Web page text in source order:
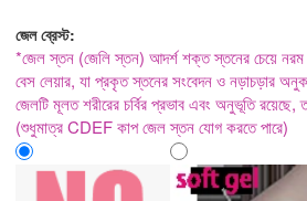
জেল ব্রেস্ট:
*জেল স্তন (জেলি স্তন) আদর্শ শক্ত স্তনের চেয়ে
বেস লেয়ার, যা প্রকৃত স্তনের সংবেদন ও নড়াচড়ার
জেলটি মূলত শরীরের চর্বির প্রভাব এবং অনুভূতি রয়েছে,
(শুধুমাত্র CDEF কাপ জেল স্তন যোগ করতে পারে)